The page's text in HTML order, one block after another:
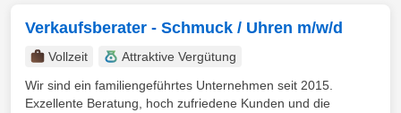
Verkaufsberater - Schmuck / Uhren m/w/d
Vollzeit
Attraktive Vergütung
Wir sind ein familiengeführtes Unternehmen seit 2015.
Exzellente Beratung, hoch zufriedene Kunden und die